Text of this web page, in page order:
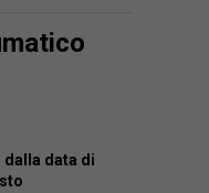
dalla data di